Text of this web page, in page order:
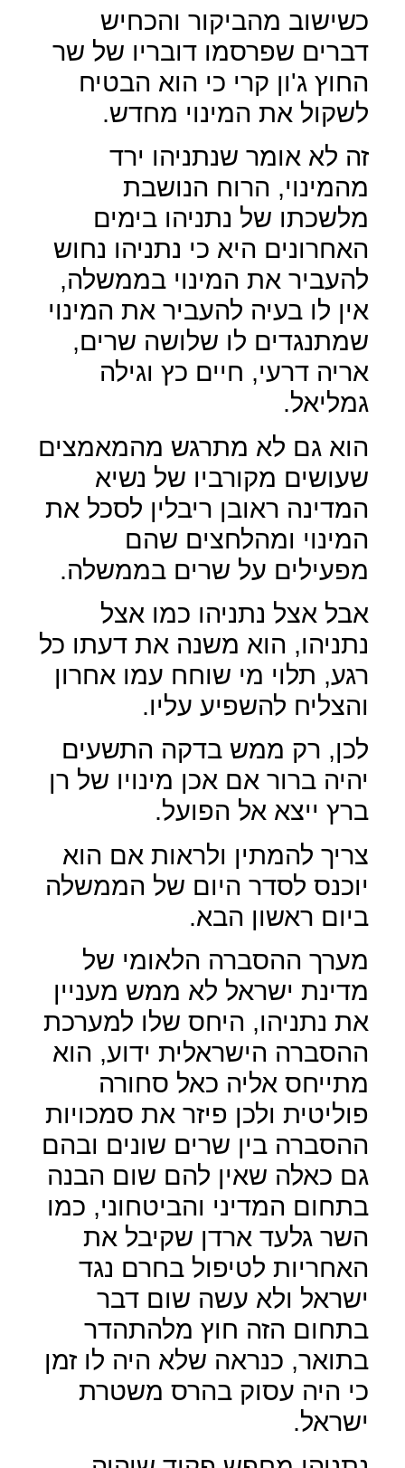
כשישוב מהביקור והכחיש
דברים שפרסמו דובריו של שר
החוץ ג'ון קרי כי הוא הבטיח
לשקול את המינוי מחדש.
זה לא אומר שנתניהו ירד
מהמינוי, הרוח הנושבת
מלשכתו של נתניהו בימים
האחרונים היא כי נתניהו נחוש
להעביר את המינוי בממשלה,
אין לו בעיה להעביר את המינוי
שמתנגדים לו שלושה שרים,
אריה דרעי, חיים כץ וגילה
גמליאל.
הוא גם לא מתרגש מהמאמצים
שעושים מקורביו של נשיא
המדינה ראובן ריבלין לסכל את
המינוי ומהלחצים שהם
מפעילים על שרים בממשלה.
אבל אצל נתניהו כמו אצל
נתניהו, הוא משנה את דעתו כל
רגע, תלוי מי שוחח עמו אחרון
והצליח להשפיע עליו.
לכן, רק ממש בדקה התשעים
יהיה ברור אם אכן מינויו של רן
ברץ ייצא אל הפועל.
צריך להמתין ולראות אם הוא
יוכנס לסדר היום של הממשלה
ביום ראשון הבא.
מערך ההסברה הלאומי של
מדינת ישראל לא ממש מעניין
את נתניהו, היחס שלו למערכת
ההסברה הישראלית ידוע, הוא
מתייחס אליה כאל סחורה
פוליטית ולכן פיזר את סמכויות
ההסברה בין שרים שונים ובהם
גם כאלה שאין להם שום הבנה
בתחום המדיני והביטחוני, כמו
השר גלעד ארדן שקיבל את
האחריות לטיפול בחרם נגד
ישראל ולא עשה שום דבר
בתחום הזה חוץ מלהתהדר
בתואר, כנראה שלא היה לו זמן
כי היה עסוק בהרס משטרת
ישראל.